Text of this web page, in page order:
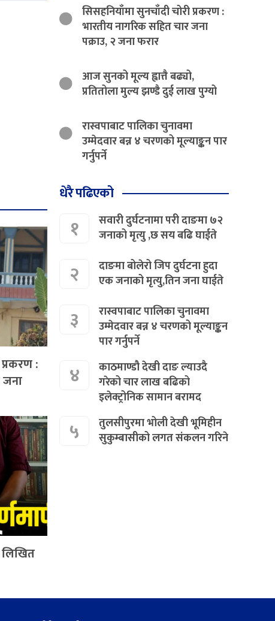
:
जना
लिखित
सिसहनियाँमा सुनचाँदी चोरी प्रकरण :
भारतीय नागरिक सहित चार जना
पक्राउ, २ जना फरार
आज सुनको मूल्य ह्वात्तै बढ्यो,
प्रतितोला मुल्य झण्डै दुई लाख पुग्यो
रास्वपाबाट पालिका चुनावमा
उम्मेदवार बन्न ४ चरणको मूल्याङ्कन पार
गर्नुपर्ने
धेरै पढिएको
१
सवारी दुर्घटनामा परी दाङमा ७२
जनाको मृत्यु ,छ सय बढि घाईते
२
दाङमा बोलेरो जिप दुर्घटना हुदा
एक जनाको मृत्यु,तिन जना घाईते
३
रास्वपाबाट पालिका चुनावमा
उम्मेदवार बन्न ४ चरणको मूल्याङ्कन
पार गर्नुपर्ने
४
काठमाण्डौ देखी दाङ ल्याउदै
गरेको चार लाख बढिको
इलेक्ट्रोनिक सामान बरामद
५
तुलसीपुरमा भोली देखी भूमिहीन
सुकुम्बासीको लगत संकलन गरिने